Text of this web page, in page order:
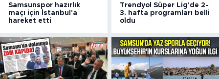
Samsunspor hazırlık
maçı için İstanbul'a
hareket etti
Trendyol Süper Lig'de 2-
3. hafta programları belli
oldu